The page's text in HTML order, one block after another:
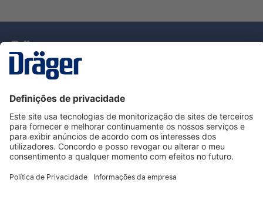
Serviço de Apoio ao Cliente Dräger
Utilização da loja
Informações